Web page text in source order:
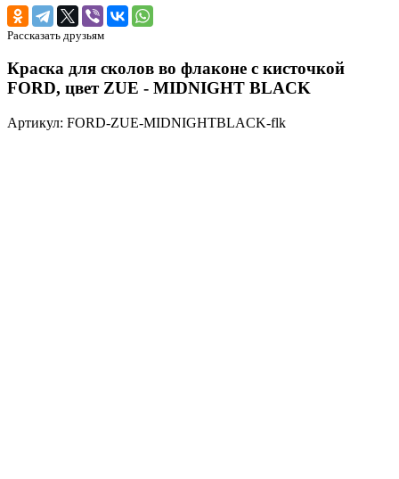
Рассказать друзьям
Краска для сколов во флаконе с кисточкой
FORD, цвет ZUE - MIDNIGHT BLACK
Артикул: FORD-ZUE-MIDNIGHTBLACK-flk